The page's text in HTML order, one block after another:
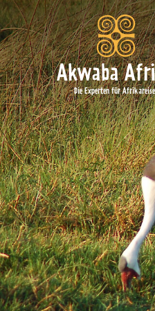
Akwaba
Die Experten für